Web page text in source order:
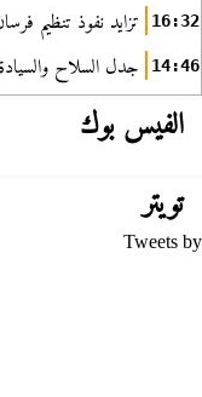
16:32 تزايد نفوذ تنظيم
14:46 جدل السلاح
الفيس بوك
تويتر
Tweets by